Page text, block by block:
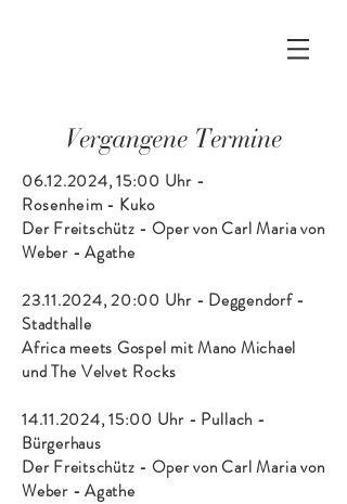
Vergangene Termine
06.12.2024, 15:00 Uhr -
Rosenheim - Kuko
Der Freitschütz - Oper von CarlMariavon
Weber - Agathe
23.11.2024, 20:00 Uhr - Deggendorf -
Stadthalle
Africa meets Gospel mit Mano Michael
undThe Velvet Rocks
14.11.2024, 15:00 Uhr - Pullach -
Bürgerhaus
Der Freitschütz - Oper von CarlMariavon
Weber - Agathe